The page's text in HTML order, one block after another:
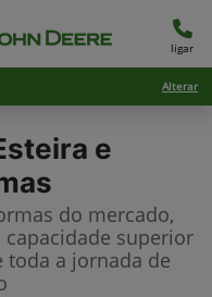
ligar
Alterar
e
do mercado,
superior
toda a jornada de